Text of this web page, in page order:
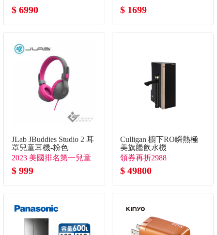
$ 6990 $ 1699
JLab JBuddies Studio 2 耳
罩兒童耳機-粉色
2023 美國排名第一兒童
耳機品牌
$ 999
Culligan 櫥下RO瞬熱極
美旗艦飲水機
領券再折2988
$ 49800